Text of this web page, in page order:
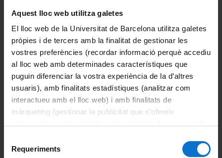
Aquest lloc web utilitza galetes
El lloc web de la Universitat de Barcelona utilitza galetes
pròpies i de tercers amb la finalitat de gestionar les
vostres preferències (recordar informació perquè accediu
al lloc web amb determinades característiques que
puguin diferenciar la vostra experiència de la d’altres
usuaris), amb finalitats estadístiques (analitzar com
interactueu amb el lloc web) i amb finalitats de
màrqueting (gestionar la publicitat que s’ofereix
consultar laPolítica de galetes del lloc web de la
Requeriments
to improve correction schemes in operational weather radar
quantitative precipitation estimates.
https://www.mdpi.com/2072-4292/18/3/509
Comparteix-ho:
Imprimeix